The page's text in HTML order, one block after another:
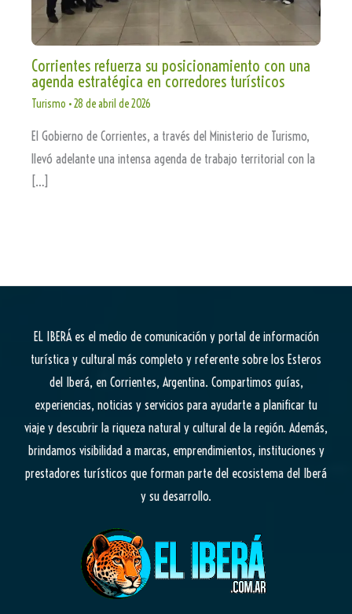
Corrientes refuerza su posicionamiento con una
agenda estratégica en corredores turísticos
Turismo •28 de abril de 2026
El Gobierno de Corrientes, a través del Ministerio de Turismo,
llevó adelante una intensa agenda de trabajo territorial con la
[…]
EL IBERÁes el medio de comunicación y portal de información
turística y cultural más completo y referente sobre los Esteros
del Iberá, en Corrientes, Argentina. Compartimos guías,
experiencias, noticias y servicios para ayudarte a planificar tu
viaje y descubrir la riqueza natural y cultural de la región. Además,
brindamos visibilidad a marcas, emprendimientos, instituciones y
prestadores turísticos que forman parte del ecosistema del Iberá
y su desarrollo.